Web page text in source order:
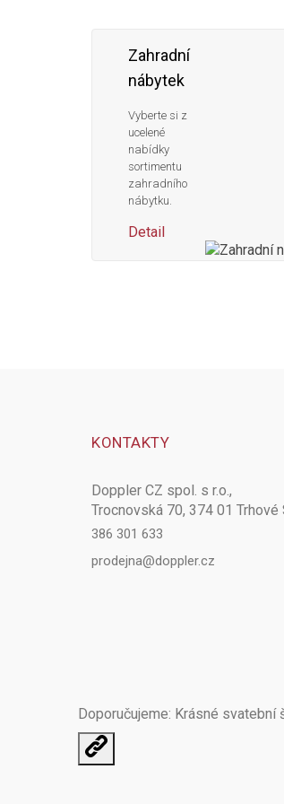
Zahradní
nábytek
Vyberte si z
ucelené
nabídky
sortimentu
zahradního
nábytku.
Detail
KONTAKTY
Doppler CZ spol. s r.o.,
Trocnovská 70, 374 01 Trhové
386 301 633
prodejna@doppler.cz
Doporučujeme: Krásné svatební
Otevřit
užitečné